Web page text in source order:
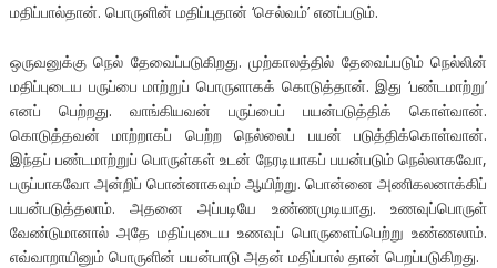
மதிப்பால்தான். பொருளின் மதிப்புதான் ‘செல்வம்’ எனப்படும்.
ஒருவனுக்கு நெல் தேவைப்படுகிறது. முற்காலத்தில் தேவைப்படும் நெல்லின்
மதிப்புடைய பருப்பை மாற்றுப் பொருளாகக் கொடுத்தான். இது ‘பண்டமாற்று’
எனப் பெற்றது. வாங்கியவன் பருப்பைப் பயன்படுத்திக் கொள்வான்.
கொடுத்தவன் மாற்றாகப் பெற்ற நெல்லைப் பயன் படுத்திக்கொள்வான்.
இந்தப் பண்டமாற்றுப் பொருள்கள் உடன் நேரடியாகப் பயன்படும் நெல்லாகவோ,
பருப்பாகவோ அன்றிப் பொன்னாகவும் ஆயிற்று. பொன்னை அணிகலனாக்கிப்
பயன்படுத்தலாம். அதனை அப்படியே உண்ணமுடியாது. உணவுப்பொருள்
வேண்டுமானால் அதே மதிப்புடைய உணவுப் பொருளைப்பெற்று உண்ணலாம்.
எவ்வாறாயினும் பொருளின் பயன்பாடு அதன் மதிப்பால் தான் பெறப்படுகிறது.